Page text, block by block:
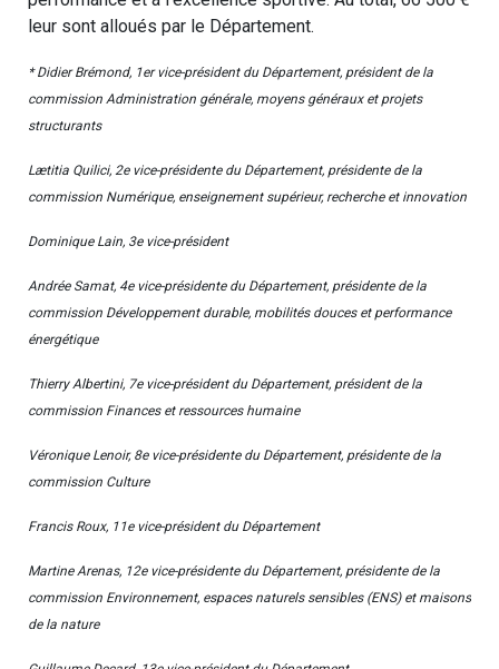
leur sont alloués par le Département.
* Didier Brémond, 1er vice-président du Département, président de la
commission Administration générale, moyens généraux et projets
structurants
Lætitia Quilici, 2e vice-présidente du Département, présidente de la
commission Numérique, enseignement supérieur, recherche et innovation
Dominique Lain, 3e vice-président
Andrée Samat, 4e vice-présidente du Département, présidente de la
commission Développement durable, mobilités douces et performance
énergétique
Thierry Albertini, 7e vice-président du Département, président de la
commission Finances et ressources humaine
Véronique Lenoir, 8e vice-présidente du Département, présidente de la
commission Culture
Francis Roux, 11e vice-président du Département
Martine Arenas, 12e vice-présidente du Département, présidente de la
commission Environnement, espaces naturels sensibles (ENS) et maisons
de la nature